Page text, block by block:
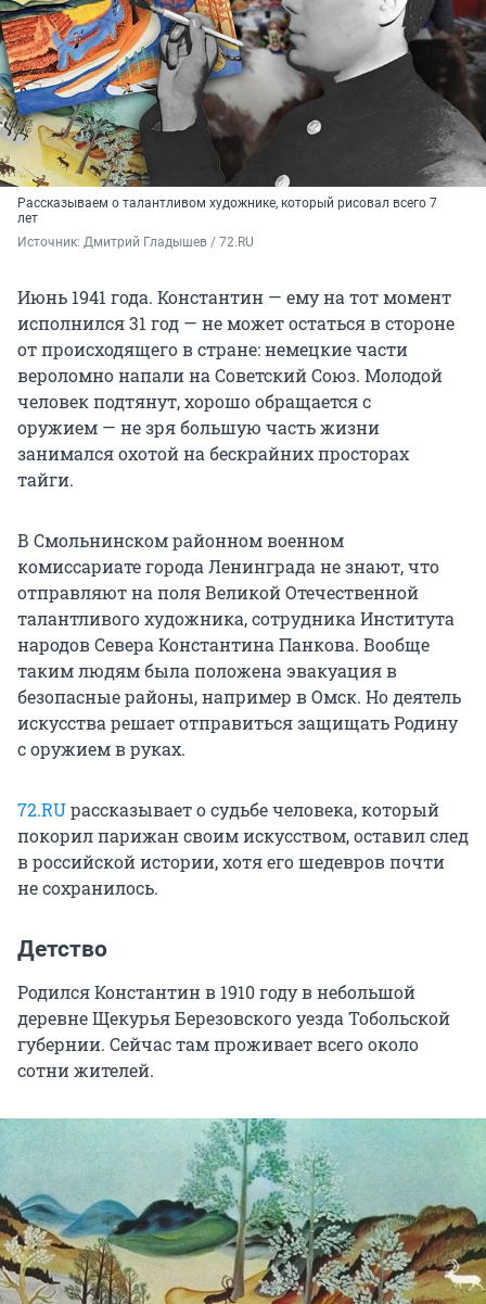
Рассказываем о талантливом художнике, который рисовал всего 7
лет
Источник: Дмитрий Гладышев / 72.RU
Июнь 1941 года. Константин — ему на тот момент
исполнился 31 год — не может остаться в стороне
от происходящего в стране: немецкие части
вероломно напали на Советский Союз. Молодой
человек подтянут, хорошо обращается с
оружием — не зря большую часть жизни
занимался охотой на бескрайних просторах
тайги.
В Смольнинском районном военном
комиссариате города Ленинграда не знают, что
отправляют на поля Великой Отечественной
талантливого художника, сотрудника Института
народов Севера Константина Панкова. Вообще
таким людям была положена эвакуация в
безопасные районы, например в Омск. Но деятель
искусства решает отправиться защищать Родину
с оружием в руках.
72.RUрассказывает о судьбе человека, который
покорил парижан своим искусством, оставил след
в российской истории, хотя его шедевров почти
не сохранилось.
Детство
Родился Константин в 1910 году в небольшой
деревне Щекурья Березовского уезда Тобольской
губернии. Сейчас там проживает всего около
сотни жителей.